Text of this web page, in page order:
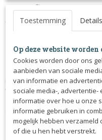
Specificaties
Productcode
Omschrijving
Hoofstel uit de EveryDay
Dit geolied leren hoofdstel
is achter de oren extra
voor de oren.
De grote gespen met
eenvoudige aanpassing
De sperriem is volledig
Toestemming Details
Op deze website
Cookies worden door ons
aanbieden van sociale
van informatie en
sociale media-,
informatie over hoe u onze
informatie gebruiken in
mogelijk hebben verzameld
of die u hen hebt verstrekt.